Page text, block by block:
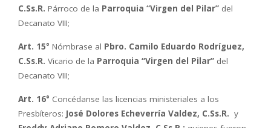
C.Ss.R. Párroco de la Parroquia “Virgen del Pilar” del
Decanato VIII;
Art. 15° Nómbrase al Pbro. Camilo Eduardo Rodríguez,
C.Ss.R. Vicario de la Parroquia “Virgen del Pilar” del
Decanato VIII;
Art. 16° Concédanse las licencias ministeriales a los
Presbíteros: José Dolores Echeverría Valdez, C.Ss.R. y